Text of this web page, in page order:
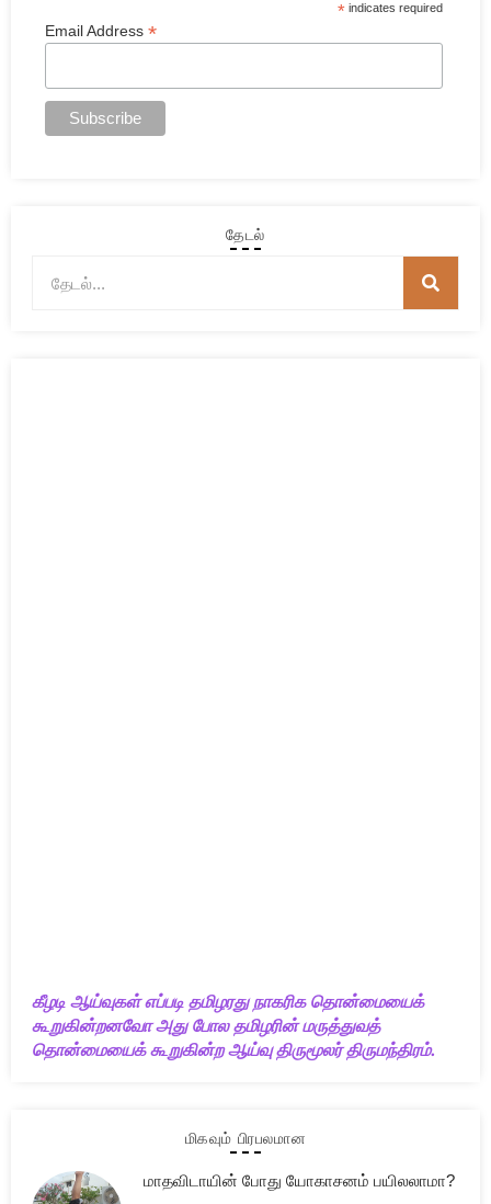
*indicates required
Email Address *
தேடல்
கீழடி ஆய்வுகள் எப்படி தமிழரது நாகரிக தொன்மையைக்
கூறுகின்றனவோ அது போல தமிழரின் மருத்துவத்
தொன்மையைக் கூறுகின்ற ஆய்வு திருமூலர் திருமந்திரம்.
மிகவும் பிரபலமான
மாதவிடாயின் போது யோகாசனம் பயிலலாமா?